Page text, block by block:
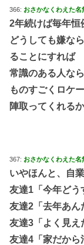
366: おさかなくわえた名
2年続けば毎年恒
どうしても嫌な
ることにすれば
常識のある人な
ものすごくロケ
陣取ってくれる
367: おさかなくわえた名
いやほんと、自
友達1「今年どう
友達2「去年あん
友達3「よく見え
友達4「家だから